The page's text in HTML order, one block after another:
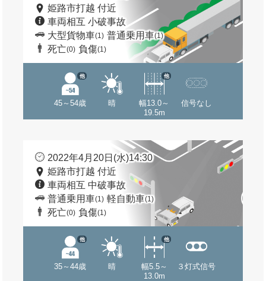
姫路市打越 付近
車両相互 小破事故
大型貨物車(1) 普通乗用車(1)
死亡(0) 負傷(1)
45～54歳
他
晴
幅13.0～
19.5m
他
信号なし
2022年4月20日(水)14:30
姫路市打越 付近
車両相互 中破事故
普通乗用車(1) 軽自動車(1)
死亡(0) 負傷(1)
35～44歳
他
晴
幅5.5～
13.0m
他
３灯式信号